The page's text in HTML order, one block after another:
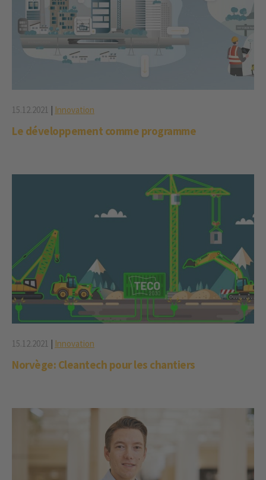
15.12.2021 | Innovation
Le développement comme programme
15.12.2021 Innovation
Norvège: Cleantech pour les chantiers